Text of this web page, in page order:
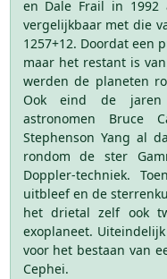
en Dale Frail in 1992
vergelijkbaar met die
1257+12. Doordat een
maar het restant is
werden de planeten
Ook eind de jaren
astronomen Bruce
Stephenson Yang al
rondom de ster
Doppler-techniek.
uitbleef en de
het drietal zelf ook
exoplaneet.
voor het bestaan van
Cephei.